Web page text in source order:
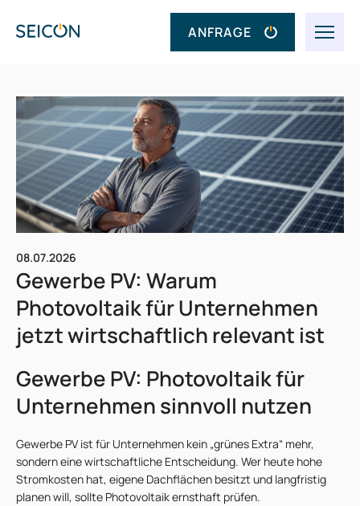
ANFRAGE
08.07.2026
Gewerbe PV: Warum
Photovoltaik für Unternehmen
jetzt wirtschaftlich relevant ist
Gewerbe PV: Photovoltaik für
Unternehmen sinnvoll nutzen
Gewerbe PV ist für Unternehmen kein „grünes Extra“ mehr,
sondern eine wirtschaftliche Entscheidung. Wer heute hohe
Stromkosten hat, eigene Dachflächen besitzt und langfristig
planen will, sollte Photovoltaik ernsthaft prüfen.